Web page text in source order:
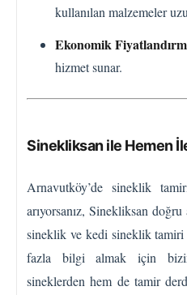
kullanılan malzemeler
Ekonomik
hizmet sunar.
Sinekliksan ile Hemen
Arnavutköy’de sineklik
arıyorsanız, Sinekliksan
sineklik ve kedi sineklik tamiri
fazla bilgi almak için
sineklerden hem de tamir